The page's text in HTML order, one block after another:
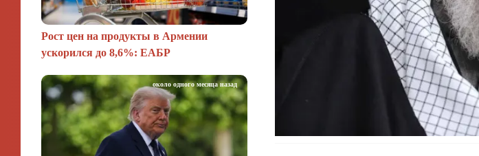
Рост цен на продукты в Армении
ускорился до 8,6%: ЕАБР
около одного месяца назад